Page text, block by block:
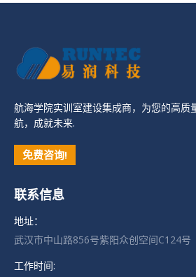
航海学院实训室建设集成商，为您的高质
航，成就未来.
免费咨询!
联系信息
地址：
武汉市中山路856号紫阳众创空间C124号
工作时间: